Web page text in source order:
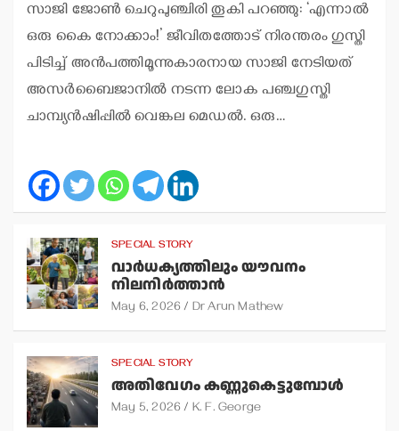
സാജി ജോണ്‍ ചെറുപുഞ്ചിരി തൂകി പറഞ്ഞു: ‘എന്നാല്‍
ഒരു കൈ നോക്കാം!’ ജീവിതത്തോട് നിരന്തരം ഗുസ്തി
പിടിച്ച് അന്‍പത്തിമൂന്നുകാരനായ സാജി നേടിയത്
അസര്‍ബൈജാനില്‍ നടന്ന ലോക പഞ്ചഗുസ്തി
ചാമ്പ്യന്‍ഷിപ്പില്‍ വെങ്കല മെഡല്‍. ഒരു…
SPECIAL STORY
വാര്‍ധക്യത്തിലും യൗവനം
നിലനിര്‍ത്താന്‍
May 6, 2026 Dr Arun Mathew
SPECIAL STORY
അതിവേഗം കണ്ണുകെട്ടുമ്പോള്‍
May 5, 2026 K. F. George